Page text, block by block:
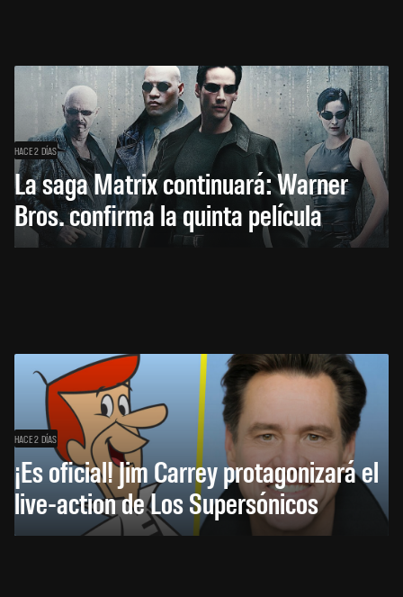
HACE 2 DÍAS
La saga Matrix continuará: Warner
Bros. confirma la quinta película
HACE 2 DÍAS
¡Es oficial! Jim Carrey protagonizará el
live-action de Los Supersónicos